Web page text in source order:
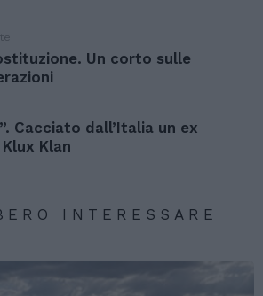
Un corto sulle
Cacciato dall’Italia un ex
Klan
INTERESSARE